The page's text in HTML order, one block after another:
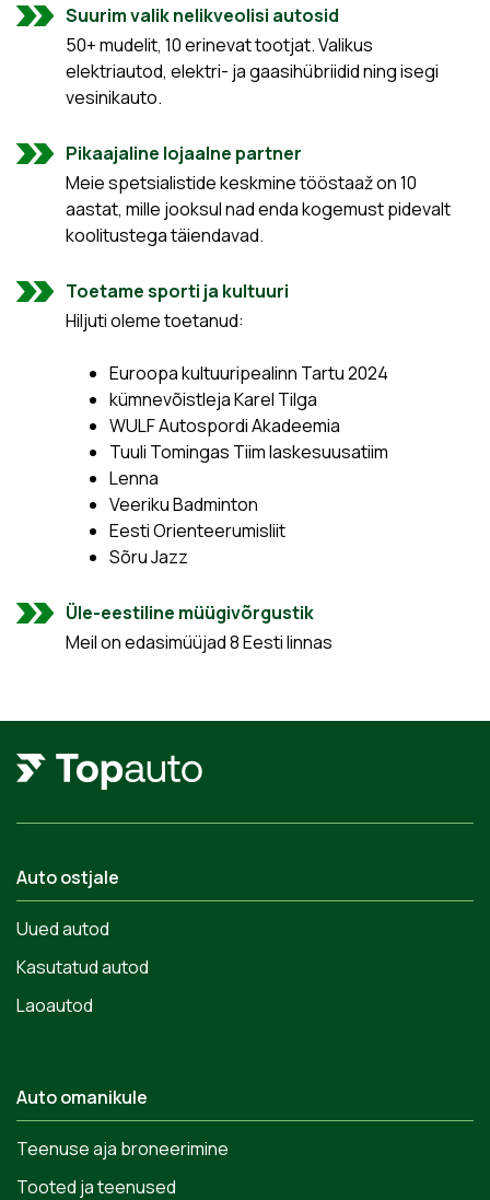
Suurim valik nelikveolisi autosid
50+ mudelit, 10 erinevat tootjat. Valikus
elektriautod, elektri- ja gaasihübriidid ning isegi
vesinikauto.
Pikaajaline lojaalne partner
Meie spetsialistide keskmine tööstaaž on 10
aastat, mille jooksul nad enda kogemust pidevalt
koolitustega täiendavad.
Toetame sporti ja kultuuri
Hiljuti oleme toetanud:
Euroopa kultuuripealinn Tartu 2024
kümnevõistleja Karel Tilga
WULF Autospordi Akadeemia
Tuuli Tomingas Tiim laskesuusatiim
Lenna
Veeriku Badminton
Eesti Orienteerumisliit
Sõru Jazz
Üle-eestiline müügivõrgustik
Meil on edasimüüjad 8 Eesti linnas
Auto ostjale
Uued autod
Kasutatud autod
Laoautod
Auto omanikule
Teenuse aja broneerimine
Tooted ja teenused